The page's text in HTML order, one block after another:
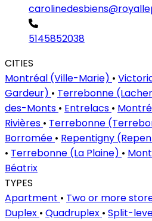
5145852038
CITIES
Montréal (Ville-Marie) •
Gardeur) • Terrebonne
des-Monts • Entrelacs •
Rivières • Terrebonne
Borromée • Repentigny
• Terrebonne (La Plaine) •
Béatrix
TYPES
Apartment • Two or more
Duplex • Quadruplex • Split-